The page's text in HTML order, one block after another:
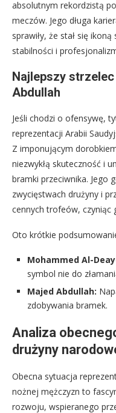
absolutnym rekordzistą
meczów. Jego długa
sprawiły, że stał się
stabilności i
Najlepszy
Abdullah
Jeśli chodzi o ofensywę,
reprezentacji Arabii
Z imponującym
niezwykłą skuteczność i
bramki przeciwnika. Jego
zwycięstwach drużyny i
cennych trofeów, czyniąc
Oto krótkie
Mohammed Al-
symbol nie do
Majed Abdullah:
zdobywania bramek.
Analiza
drużyny
Obecna sytuacja
nożnej mężczyzn to
rozwoju, wspieranego